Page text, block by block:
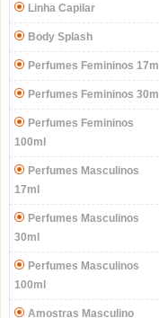
Linha Capilar
Body Splash
Perfumes Femininos 17ml
Perfumes Femininos 30ml
Perfumes Femininos
100ml
Perfumes Masculinos
17ml
Perfumes Masculinos
30ml
Perfumes Masculinos
100ml
Amostras Masculino